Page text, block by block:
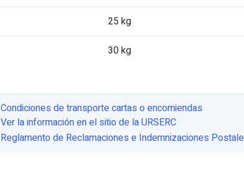
25 kg
30 kg
Condiciones de transporte cartas o encomiendas
Ver la información en el sitio de la URSERC
Reglamento de Reclamaciones e Indemnizaciones